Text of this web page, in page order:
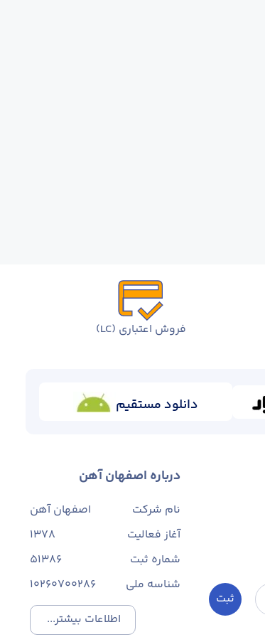
فروش اعتباری (LC)
دانلود مستقیم
ثبت
درباره اصفهان آهن
نام شرکت
اصفهان آهن
آغاز فعالیت
1378
شماره ثبت
۵۱۳۸۶
شناسه ملی
10260700286
اطلاعات بیشتر...